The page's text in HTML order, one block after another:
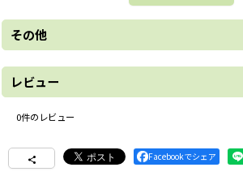
その他
レビュー
0件のレビュー
Facebookでシェア